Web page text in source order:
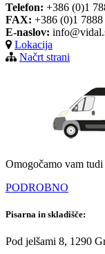
Telefon: +386 (0)1
FAX: +386 (0)1 7888
E-naslov:
Lokacija
Načrt strani
Omogočamo vam
PODROBNO
Pisarna in skladišče:
Pod jelšami 8, 1290